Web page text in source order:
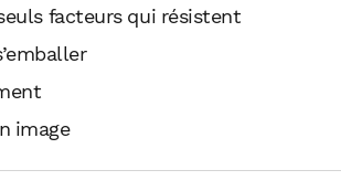
facteurs qui résistent
image